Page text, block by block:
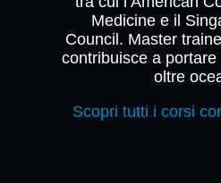
Medicine e il
Council. Master
contribuisce a
oltre
Scopri tutti i corsi